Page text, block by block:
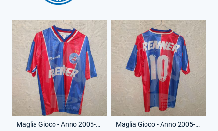
Maglia Gioco - Anno 2005-06 - 10 - (Fronte) Maglia Gioco - Anno 2005-06 - 10 - (Retro)